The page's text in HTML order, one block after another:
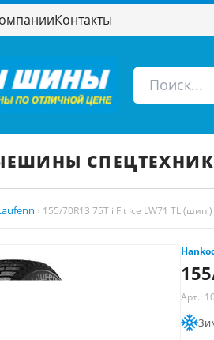
Контакты
ШИНЫ
› 155/70R13 75T i Fit Ice LW71 TL (шип.)
Арт.: